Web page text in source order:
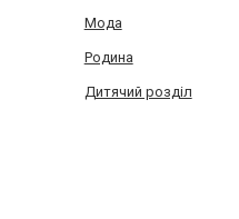
Мода
Родина
Дитячий розділ